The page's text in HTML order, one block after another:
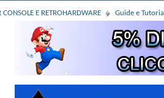
CONSOLE E RETROHARDWARE Guide e